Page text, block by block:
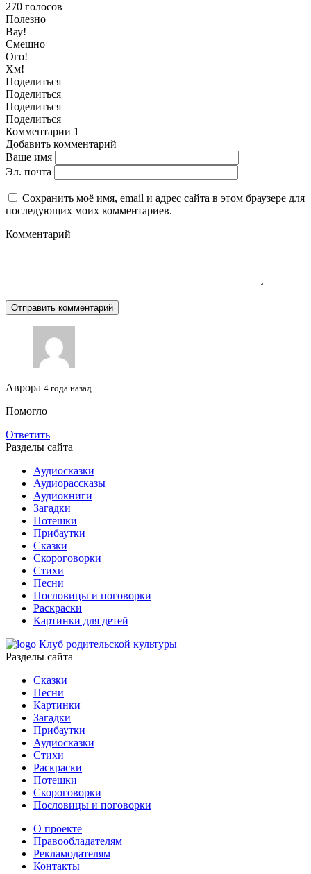
270 голосов
Полезно
Вау!
Смешно
Ого!
Хм!
Поделиться
Поделиться
Поделиться
Поделиться
Комментарии 1
Добавить комментарий
Ваше имя
Эл. почта
Сохранить моё имя, email и адрес сайта в этом браузере для
последующих моих комментариев.
Комментарий
Аврора 4 года назад
Помогло
Ответить
Разделы сайта
Аудиосказки
Аудиорассказы
Аудиокниги
Загадки
Потешки
Прибаутки
Сказки
Скороговорки
Стихи
Песни
Пословицы и поговорки
Раскраски
Картинки для детей
Клуб родительской культуры
Разделы сайта
Сказки
Песни
Картинки
Загадки
Прибаутки
Аудиосказки
Стихи
Раскраски
Потешки
Скороговорки
Пословицы и поговорки
О проекте
Правообладателям
Рекламодателям
Контакты